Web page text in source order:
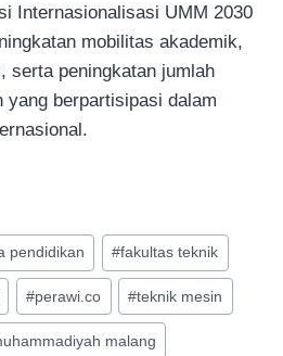
Internasionalisasi UMM 2030
mobilitas akademik,
serta peningkatan jumlah
yang berpartisipasi dalam
pendidikan #fakultas teknik
#perawi.co #teknik mesin
malang